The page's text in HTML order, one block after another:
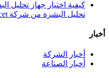
كيفية اختيار جهاز تحليل
تحليل البشرة من شركة Meicet
أخبار
أخبار الشركة
أخبار الصناعة